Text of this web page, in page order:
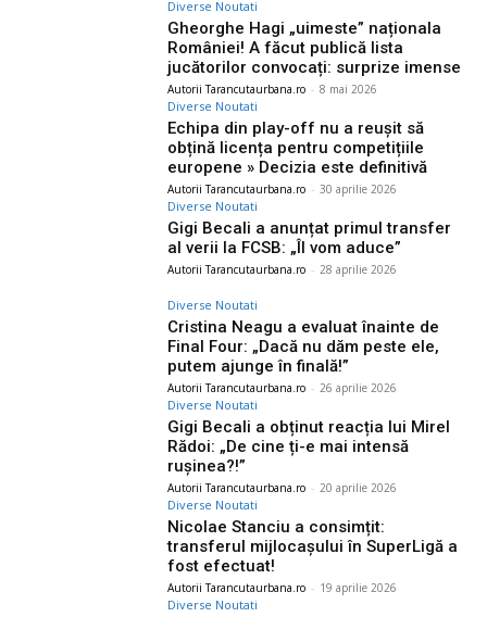
Diverse Noutati
Gheorghe Hagi „uimeste” naționala
României! A făcut publică lista
jucătorilor convocați: surprize imense
Autorii Tarancutaurbana.ro - 8 mai 2026
Diverse Noutati
Echipa din play-off nu a reușit să
obțină licența pentru competițiile
europene » Decizia este definitivă
Autorii Tarancutaurbana.ro - 30 aprilie 2026
Diverse Noutati
Gigi Becali a anunțat primul transfer
al verii la FCSB: „Îl vom aduce”
Autorii Tarancutaurbana.ro - 28 aprilie 2026
Diverse Noutati
Cristina Neagu a evaluat înainte de
Final Four: „Dacă nu dăm peste ele,
putem ajunge în finală!”
Autorii Tarancutaurbana.ro - 26 aprilie 2026
Diverse Noutati
Gigi Becali a obținut reacția lui Mirel
Rădoi: „De cine ți-e mai intensă
rușinea?!”
Autorii Tarancutaurbana.ro - 20 aprilie 2026
Diverse Noutati
Nicolae Stanciu a consimțit:
transferul mijlocașului în SuperLigă a
fost efectuat!
Autorii Tarancutaurbana.ro - 19 aprilie 2026
Diverse Noutati